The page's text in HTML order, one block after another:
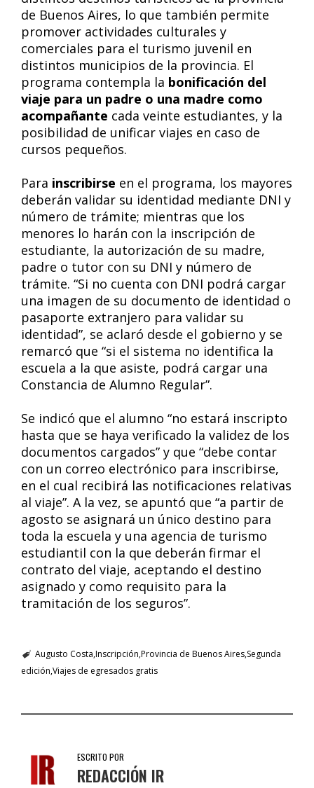
de Buenos Aires, lo que también permite
promover actividades culturales y
comerciales para el turismo juvenil en
distintos municipios de la provincia. El
programa contempla la bonificación del
viaje para un padre o una madre como
acompañante cada veinte estudiantes, y la
posibilidad de unificar viajes en caso de
cursos pequeños.
Para inscribirse en el programa, los mayores
deberán validar su identidad mediante DNI y
número de trámite; mientras que los
menores lo harán con la inscripción de
estudiante, la autorización de su madre,
padre o tutor con su DNI y número de
trámite. “Si no cuenta con DNI podrá cargar
una imagen de su documento de identidad o
pasaporte extranjero para validar su
identidad”, se aclaró desde el gobierno y se
remarcó que “si el sistema no identifica la
escuela a la que asiste, podrá cargar una
Constancia de Alumno Regular”.
Se indicó que el alumno “no estará inscripto
hasta que se haya verificado la validez de los
documentos cargados” y que “debe contar
con un correo electrónico para inscribirse,
en el cual recibirá las notificaciones relativas
al viaje”. A la vez, se apuntó que “a partir de
agosto se asignará un único destino para
toda la escuela y una agencia de turismo
estudiantil con la que deberán firmar el
contrato del viaje, aceptando el destino
asignado y como requisito para la
tramitación de los seguros”.
Augusto Costa Inscripción Provincia de Buenos AiresSegunda
edición Viajes de egresados gratis
ESCRITO POR
REDACCIÓN IR